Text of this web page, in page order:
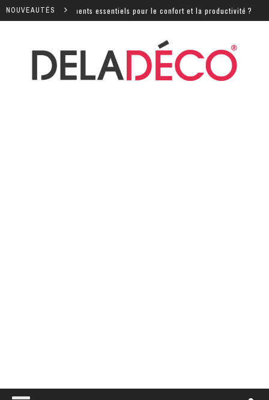
NOUVEAUTÉS
équipements essentiels pour le confort et la productivité ?